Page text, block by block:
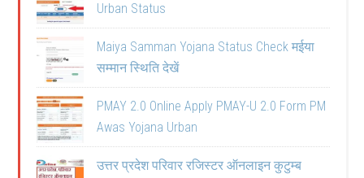
Urban Status
Maiya Samman Yojana Status Check मईया
सम्मान स्थिति देखें
PMAY 2.0 Online Apply PMAY-U 2.0 Form PM
Awas Yojana Urban
उत्तर प्रदेश परिवार रजिस्टर ऑनलाइन कुटुम्ब